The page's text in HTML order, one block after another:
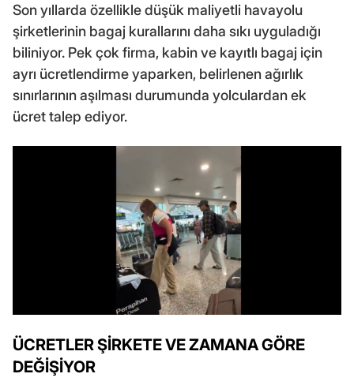
Son yıllarda özellikle düşük maliyetli havayolu
şirketlerinin bagaj kurallarını daha sıkı uyguladığı
biliniyor. Pek çok firma, kabin ve kayıtlı bagaj için
ayrı ücretlendirme yaparken, belirlenen ağırlık
sınırlarının aşılması durumunda yolculardan ek
ücret talep ediyor.
ÜCRETLER ŞİRKETE VE ZAMANA GÖRE
DEĞİŞİYOR